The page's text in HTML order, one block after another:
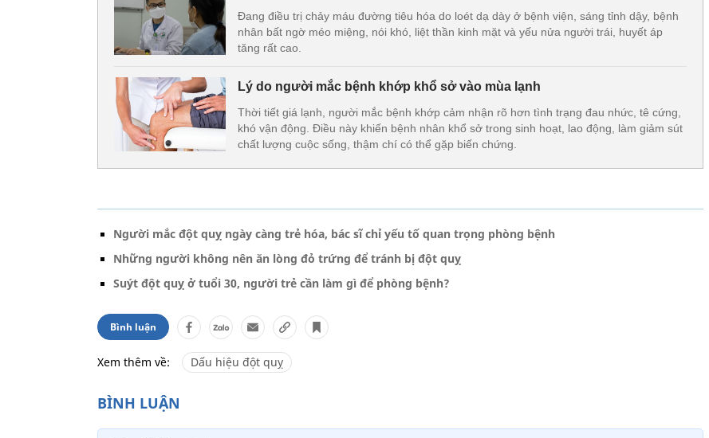
Đang điều trị chảy máu đường tiêu hóa do loét dạ dày ở bệnh viện, sáng tỉnh dậy, bệnh
nhân bất ngờ méo miệng, nói khó, liệt thần kinh mặt và yếu nửa người trái, huyết áp
tăng rất cao.
Lý do người mắc bệnh khớp khổ sở vào mùa lạnh
Thời tiết giá lạnh, người mắc bệnh khớp cảm nhận rõ hơn tình trạng đau nhức, tê cứng,
khó vận động. Điều này khiến bệnh nhân khổ sở trong sinh hoạt, lao động, làm giảm sút
chất lượng cuộc sống, thậm chí có thể gặp biến chứng.
Người mắc đột quỵ ngày càng trẻ hóa, bác sĩ chỉ yếu tố quan trọng phòng bệnh
Những người không nên ăn lòng đỏ trứng để tránh bị đột quỵ
Suýt đột quỵ ở tuổi 30, người trẻ cần làm gì để phòng bệnh?
Bình luận
Xem thêm về: Dấu hiệu đột quỵ